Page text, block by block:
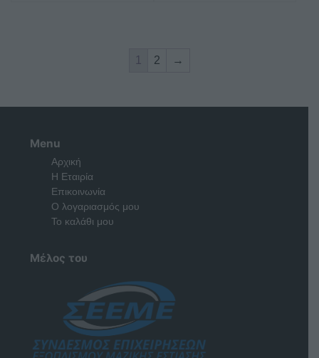
1 2 →
Menu
Αρχική
Η Εταιρία
Επικοινωνία
Ο λογαριασμός μου
Το καλάθι μου
Μέλος του